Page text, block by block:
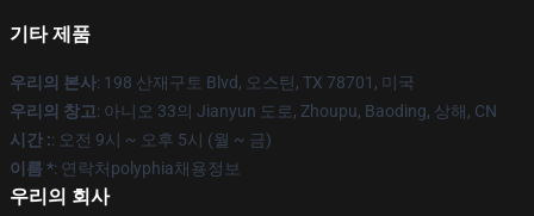
기타 제품
우리의 본사: 198 산재구토 Blvd, 오스틴, TX 78701, 미국
우리의 창고: 아니오 33의 Jianyun 도로, Zhoupu, Baoding, 상해, CN
시간 :: 오전 9시 ~ 오후 5시 (월 ~ 금)
이름 *: 연락처polyphia채용정보
우리의 회사